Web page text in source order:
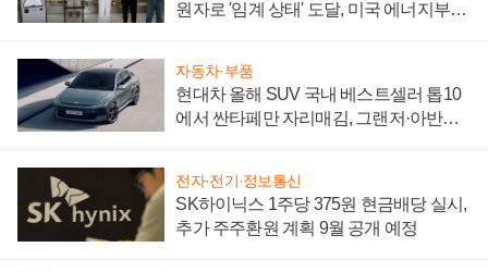
원자로 '임계 상태' 도달, 미국 에너지부
자동차·부품
현대차 올해 SUV 국내 베스트셀러 톱10
에서 싼타페만 자리매김, 그랜저·아반떼
전자·전기·정보통신
SK하이닉스 1주당 375원 현금배당 실시,
추가 주주환원 계획 9월 공개 예정